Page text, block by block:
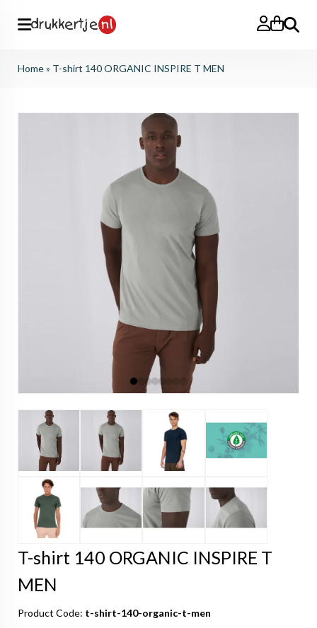
Search
Home» T-shirt 140 ORGANIC INSPIRE T MEN
T-shirt 140 ORGANIC INSPIRE T
MEN
Product Code: t-shirt-140-organic-t-men